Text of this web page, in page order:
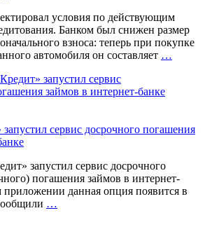
условия по действующим
Банком был снижен размер
взноса: теперь при покупке
автомобиля он составляет …
запустил сервис досрочного погашения
запустил сервис досрочного
погашения займов в интернет-
данная опция появится в
…